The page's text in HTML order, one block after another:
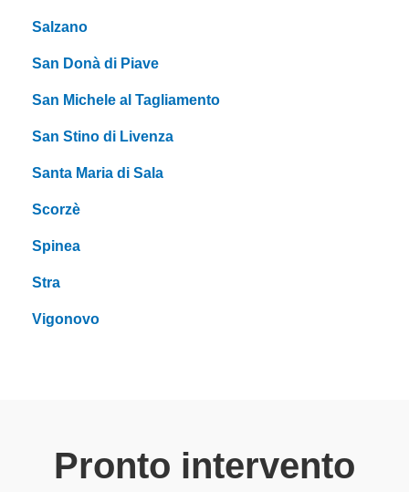
Salzano
San Donà di Piave
San Michele al Tagliamento
San Stino di Livenza
Santa Maria di Sala
Scorzè
Spinea
Stra
Vigonovo
Pronto intervento